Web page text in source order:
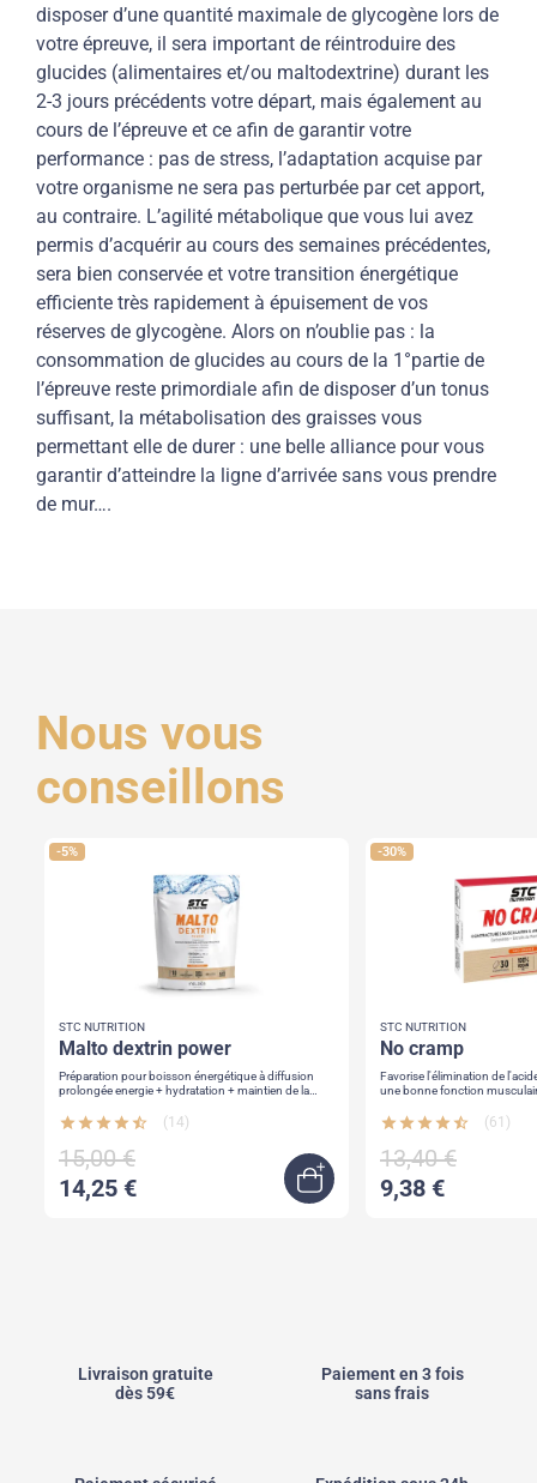
disposer d’une quantité maximale de glycogène lors de
votre épreuve, il sera important de réintroduire des
glucides (alimentaires et/ou maltodextrine) durant les
2-3 jours précédents votre départ, mais également au
cours de l’épreuve et ce afin de garantir votre
performance : pas de stress, l’adaptation acquise par
votre organisme ne sera pas perturbée par cet apport,
au contraire. L’agilité métabolique que vous lui avez
permis d’acquérir au cours des semaines précédentes,
sera bien conservée et votre transition énergétique
efficiente très rapidement à épuisement de vos
réserves de glycogène. Alors on n’oublie pas : la
consommation de glucides au cours de la 1°partie de
l’épreuve reste primordiale afin de disposer d’un tonus
suffisant, la métabolisation des graisses vous
permettant elle de durer : une belle alliance pour vous
garantir d’atteindre la ligne d’arrivée sans vous prendre
de mur….
Nous vous
conseillons
view
-5%
malto dextrin power
STC NUTRITION
Préparation pour boisson énergétique à diffusion
prolongée energie + hydratation + maintien de la
star star star star star_half (14)
15,00 €
14,25 €
Ajouter au panier
-30%
no cramp
STC NUTRITION
Favorise l'élimination de l'acide
star star star star star_half (61)
13,40 €
9,38 €
Livraison gratuite
dès 59€
Paiement en 3 fois
sans frais